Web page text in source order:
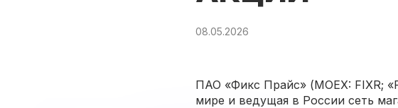
08.05.2026
ПАО «Фикс Прайс» (MOEX: FIXR;
мире и ведущая в России сеть